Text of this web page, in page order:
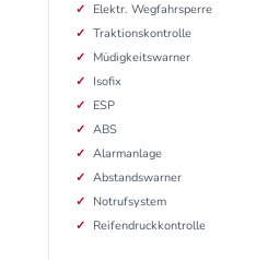
Elektr. Wegfahrsperre
Traktionskontrolle
Müdigkeitswarner
Isofix
ESP
ABS
Alarmanlage
Abstandswarner
Notrufsystem
Reifendruckkontrolle